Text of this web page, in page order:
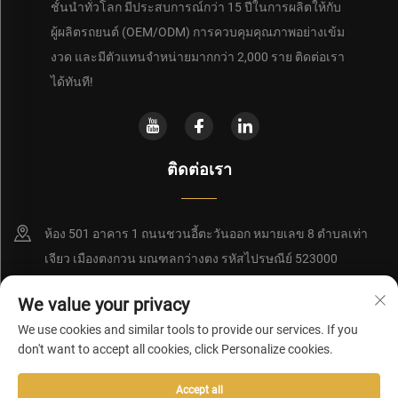
ชั้นนำทั่วโลก มีประสบการณ์กว่า 15 ปีในการผลิตให้กับ
ผู้ผลิตรถยนต์ (OEM/ODM) การควบคุมคุณภาพอย่างเข้ม
งวด และมีตัวแทนจำหน่ายมากกว่า 2,000 ราย ติดต่อเรา
ได้ทันที!
ติดต่อเรา
ห้อง 501 อาคาร 1 ถนนชวนอี้ตะวันออก หมายเลข 8 ตำบลเท่า
เจียว เมืองตงกวน มณฑลกว่างตง รหัสไปรษณีย์ 523000
+86-15362852350
[email protected]
ลิขสิทธิ์ © 2026 โดยบริษัท ตงกวน เรดซี เทคโนโลยี ดีเวลลอปเมนท์ จำกัด
We value your privacy
We use cookies and similar tools to provide our services. If you
don't want to accept all cookies, click Personalize cookies.
Accept all